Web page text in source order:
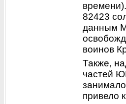
82423
данным
воинов
Также,
частей
привело